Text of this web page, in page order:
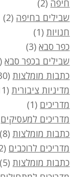
חיפה (2)
שבילים בחיפה (2)
חנויות(1)
כפר סבא(3)
שבילים בכפר סבא(3)
כתבות מומלצות(30)
מדיניות ציבורית(11)
מדריכים (1)
מדריכים למעסיקים
כתבות מומלצות(8)
מדריכים לרוכבים (12)
כתבות מומלצות(5)